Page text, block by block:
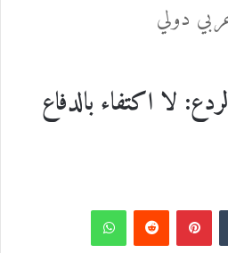
دولي
لا اكتفاء بالدفاع